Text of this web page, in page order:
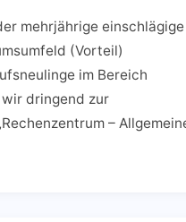
mehrjährige einschlägige
(Vorteil)
im Bereich
dringend zur
–